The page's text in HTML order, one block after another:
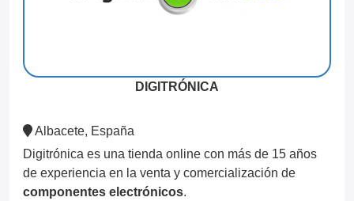
DIGITRÓNICA
Albacete, España
Digitrónica es una tienda online con más de 15 años
de experiencia en la venta y comercialización de
componentes electrónicos.